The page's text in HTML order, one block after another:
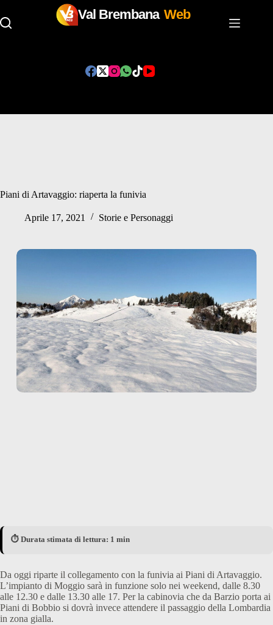
Val Brembana Web
Piani di Artavaggio: riaperta la funivia
Aprile 17, 2021 Storie e Personaggi
⏱️ Durata stimata di lettura: 1 min
Da oggi riparte il collegamento con la funivia ai Piani di Artavaggio.
L’impianto di Moggio sarà in funzione solo nei weekend, dalle 8.30
alle 12.30 e dalle 13.30 alle 17. Per la cabinovia che da Barzio porta ai
Piani di Bobbio si dovrà invece attendere il passaggio della Lombardia
in zona gialla.